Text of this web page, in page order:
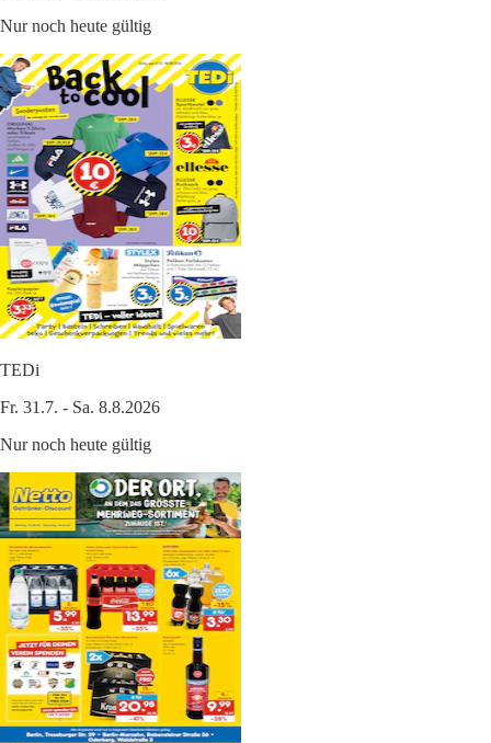
Nur noch heute gültig
TEDi
Fr. 31.7. - Sa. 8.8.2026
Nur noch heute gültig